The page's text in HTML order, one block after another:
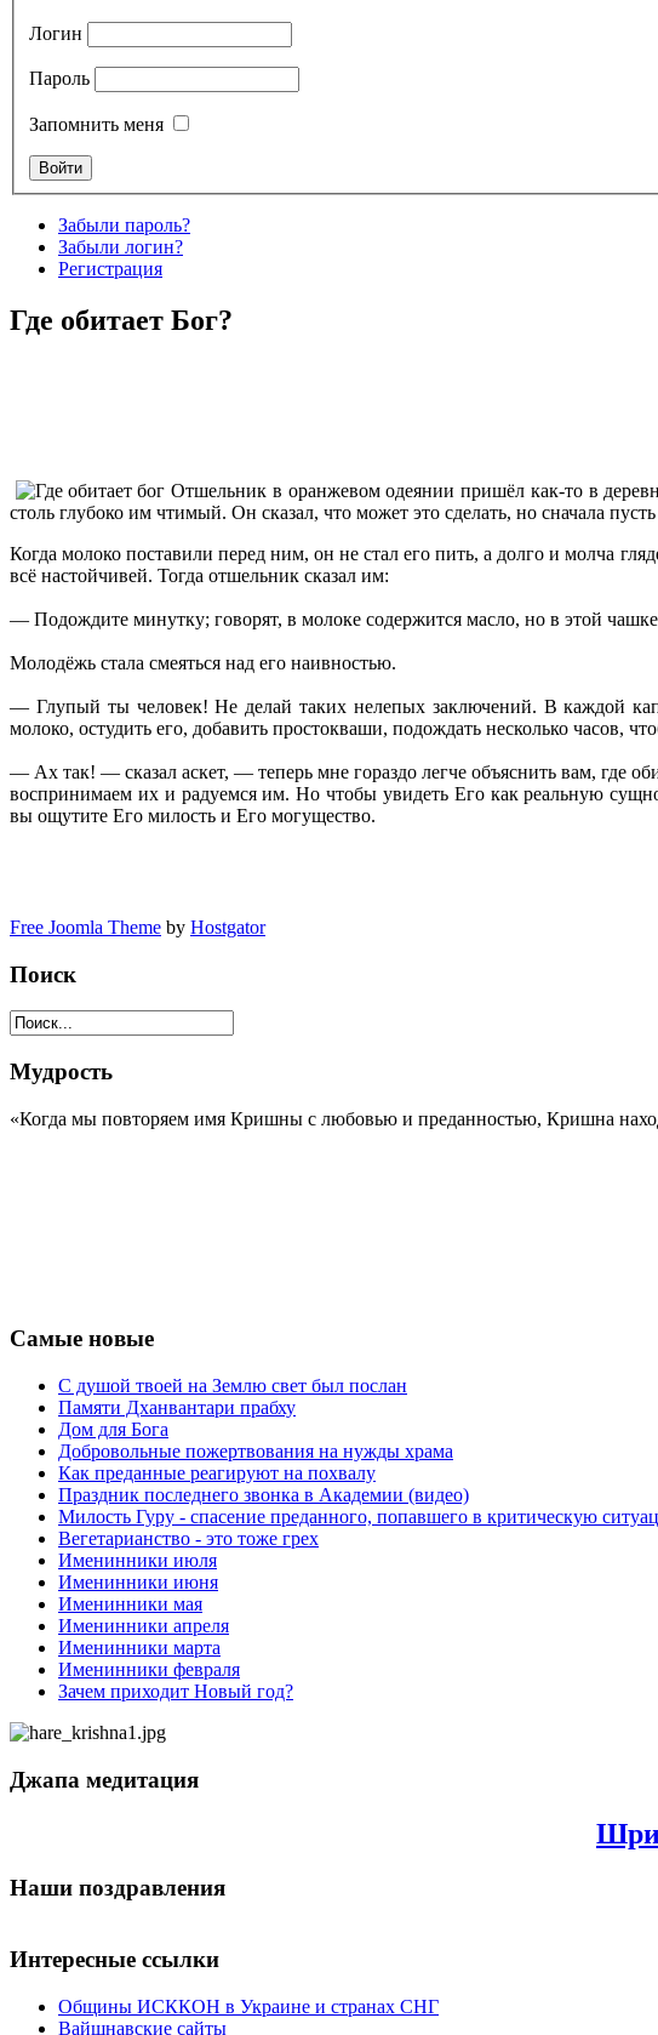
Логин
Пароль
Запомнить меня
Забыли пароль?
Забыли логин?
Регистрация
Где обитает Бог?
Отшельник в оранжевом одеянии пришёл как-то в
столь глубоко им чтимый. Он сказал, что может это сделать, но сначала
Когда молоко поставили перед ним, он не стал его пить, а долго и молча
всё настойчивей. Тогда отшельник сказал им:
— Подождите минутку; говорят, в молоке содержится масло, но в этой
Молодёжь стала смеяться над его наивностью.
— Глупый ты человек! Не делай таких нелепых заключений. В каждой
молоко, остудить его, добавить простокваши, подождать несколько часов,
— Ах так! — сказал аскет, — теперь мне гораздо легче объяснить вам, где
воспринимаем их и радуемся им. Но чтобы увидеть Его как реальную
вы ощутите Его милость и Его могущество.
Free Joomla Theme by Hostgator
Поиск
Мудрость
«Когда мы повторяем имя Кришны с любовью и преданностью, Кришна
Самые новые
С душой твоей на Землю свет был послан
Памяти Дханвантари прабху
Дом для Бога
Добровольные пожертвования на нужды храма
Как преданные реагируют на похвалу
Праздник последнего звонка в Академии (видео)
Милость Гуру - спасение преданного, попавшего в критическую
Вегетарианство - это тоже грех
Именинники июля
Именинники июня
Именинники мая
Именинники апреля
Именинники марта
Именинники февраля
Зачем приходит Новый год?
Джапа медитация
Наши поздравления
Интересные ссылки
Общины ИСККОН в Украине и странах СНГ
Вайшнавские сайты